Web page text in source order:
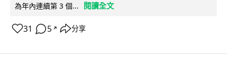
為年內連續第 3 個...
閱讀全文
31 5 ↗ 分享